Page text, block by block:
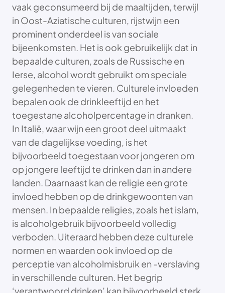
vaak geconsumeerd bij de maaltijden, terwijl
in Oost-Aziatische culturen, rijstwijn een
prominent onderdeel is van sociale
bijeenkomsten. Het is ook gebruikelijk dat in
bepaalde culturen, zoals de Russische en
Ierse, alcohol wordt gebruikt om speciale
gelegenheden te vieren. Culturele invloeden
bepalen ook de drinkleeftijd en het
toegestane alcoholpercentage in dranken.
In Italië, waar wijn een groot deel uitmaakt
van de dagelijkse voeding, is het
bijvoorbeeld toegestaan voor jongeren om
op jongere leeftijd te drinken dan in andere
landen. Daarnaast kan de religie een grote
invloed hebben op de drinkgewoonten van
mensen. In bepaalde religies, zoals het islam,
is alcoholgebruik bijvoorbeeld volledig
verboden. Uiteraard hebben deze culturele
normen en waarden ook invloed op de
perceptie van alcoholmisbruik en -verslaving
in verschillende culturen. Het begrip